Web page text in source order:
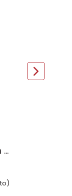
Niebieskie pudełko. Tom 13